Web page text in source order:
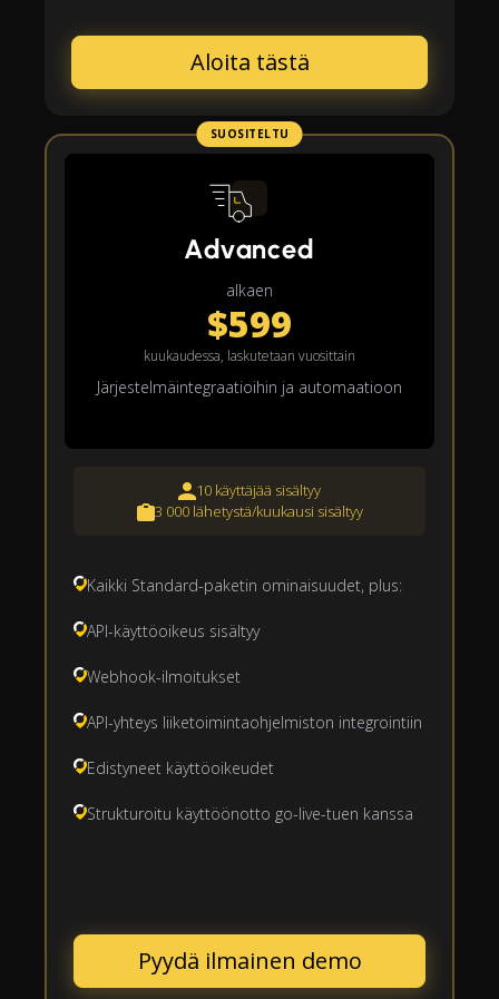
Aloita tästä
SUOSITELTU
Advanced
alkaen
$599
kuukaudessa, laskutetaan vuosittain
Järjestelmäintegraatioihin ja automaatioon
10 käyttäjää sisältyy
3 000 lähetystä/kuukausi sisältyy
Kaikki Standard-paketin ominaisuudet, plus:
API-käyttöoikeus sisältyy
Webhook-ilmoitukset
API-yhteys liiketoimintaohjelmiston integrointiin
Edistyneet käyttöoikeudet
Strukturoitu käyttöönotto go-live-tuen kanssa
Pyydä ilmainen demo